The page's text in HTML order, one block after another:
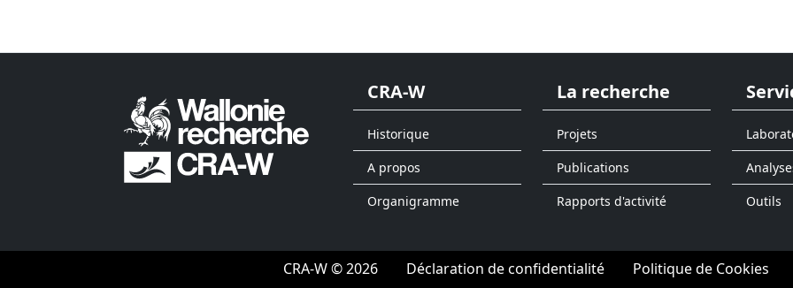
CRA-W
Historique
A propos
Organigramme
La recherche
Projets
Publications
Rapports d'activité
Outils
CRA-W © 2026 Déclaration de confidentialité Politique de Cookies